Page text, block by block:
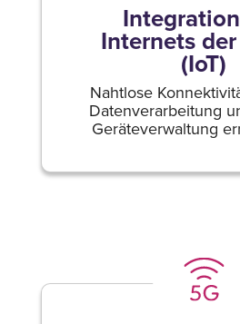
Internets
(IoT)
Nahtlose
Datenverarbeitung
Geräteverwaltung